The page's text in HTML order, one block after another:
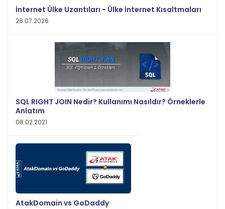
İnternet Ülke Uzantıları - Ülke İnternet Kısaltmaları
28.07.2026
SQL RIGHT JOIN Nedir? Kullanımı Nasıldır? Örneklerle
Anlatım
08.02.2021
AtakDomain vs GoDaddy